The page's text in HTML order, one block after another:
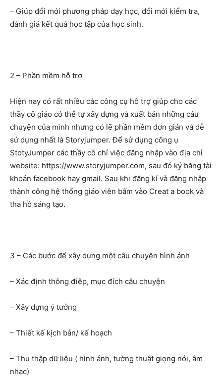
– Giúp đổi mới phương pháp dạy học, đổi mới kiểm tra,
đánh giá kết quả học tập của học sinh.
2 – Phần mềm hỗ trợ
Hiện nay có rất nhiều các công cụ hỗ trợ giúp cho các
thầy cô giáo có thể tự xây dựng và xuất bản những câu
chuyện của mình nhưng có lẽ phần mềm đơn giản và dễ
sử dụng nhất là Storyjumper. Để sử dụng công ụ
StotyJumper các thầy cô chỉ việc đăng nhập vào địa chỉ
website: https://www.storyjumper.com, sau đó ký băng tài
khoản facebook hay gmail. Sau khi đăng kí và đăng nhập
thành công hệ thống giáo viên bấm vào Creat a book và
tha hồ sáng tạo.
3 – Các bước để xây dựng một câu chuyện hình ảnh
– Xác định thông điệp, mục đích câu chuyện
– Xây dựng ý tưởng
– Thiết kế kịch bản/ kế hoạch
– Thu thập dữ liệu ( hình ảnh, tường thuật giọng nói, âm
nhạc)